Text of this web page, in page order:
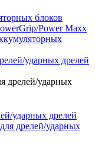
блоков
Power Maxx
ударных дрелей
дрелей/ударных
ударных дрелей
дрелей/ударных